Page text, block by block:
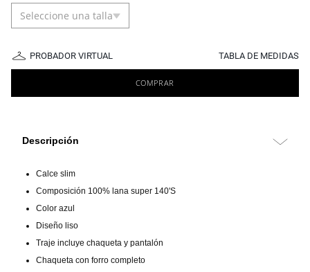
Seleccione una talla
PROBADOR VIRTUAL TABLA DE MEDIDAS
COMPRAR
Descripción
Calce slim
Composición 100% lana super 140'S
Color azul
Diseño liso
Traje incluye chaqueta y pantalón
Chaqueta con forro completo